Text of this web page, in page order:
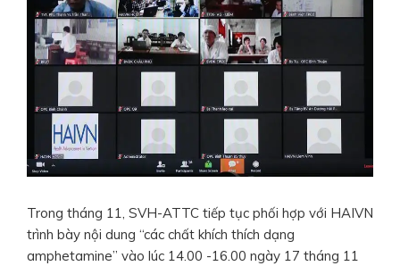
Trong tháng 11, SVH-ATTC tiếp tục phối hợp với HAIVN
trình bày nội dung “các chất khích thích dạng
amphetamine” vào lúc 14.00 -16.00 ngày 17 tháng 11